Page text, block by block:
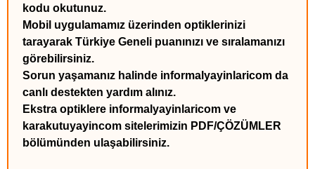
kodu okutunuz.
Mobil uygulamamız üzerinden optiklerinizi
tarayarak Türkiye Geneli puanınızı ve sıralamanızı
görebilirsiniz.
Sorun yaşamanız halinde informalyayinlaricom da
canlı destekten yardım alınız.
Ekstra optiklere informalyayinlaricom ve
karakutuyayincom sitelerimizin PDF/ÇÖZÜMLER
bölümünden ulaşabilirsiniz.